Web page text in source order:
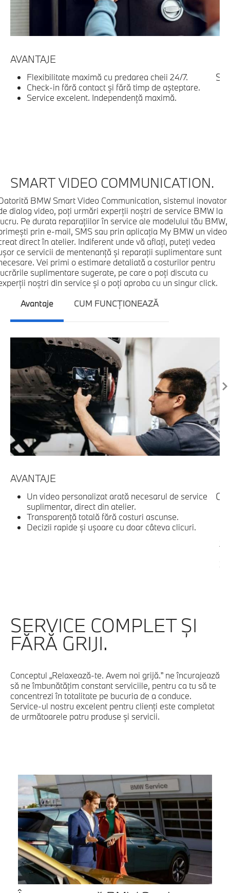
AVANTAJE
Flexibilitate maximă cu predarea cheii 24/7.
Check-in fără contact şi fără timp de aşteptare.
Service excelent. Independenţă maximă.
SMART VIDEO COMMUNICATION.
BMW Smart Video Communication, sistemul inovator
dialog video, poţi urmări experţii noştri de service BMW la
Pe durata reparaţiilor în service ale modelului tău BMW,
prin e-mail, SMS sau prin aplicaţia My BMW un video
direct în atelier. Indiferent unde vă aflaţi, puteţi vedea
ce servicii de mentenanţă şi reparaţii suplimentare sunt
Vei primi o estimare detaliată a costurilor pentru
suplimentare sugerate, pe care o poţi discuta cu
noştri din service şi o poţi aproba cu un singur click.
Avantaje
CUM FUNCŢIONEAZĂ
AVANTAJE
Un video personalizat arată necesarul de service
suplimentar, direct din atelier.
Transparenţă totală fără costuri ascunse.
Decizii rapide şi uşoare cu doar câteva clicuri.
SERVICE COMPLET ŞI
FĂRĂ GRIJI.
Conceptul „Relaxează-te. Avem noi grijă.” ne încurajează
să ne îmbunătăţim constant serviciile, pentru ca tu să te
concentrezi în totalitate pe bucuria de a conduce.
Service-ul nostru excelent pentru clienţi este completat
de următoarele patru produse şi servicii.